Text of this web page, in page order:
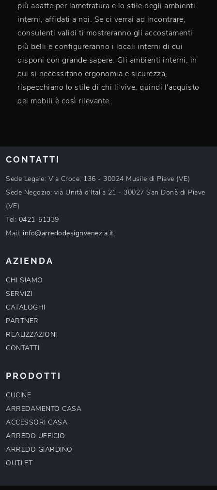
più adatte per lametratura e lo stile degli ambienti
interni, affidati a noi. Se ci verrai ad incontrare,
consulenti validi ti mostreranno gli accostamenti
più belli e configureranno i locali interni di cui
disponi con grande sapere. Gli ambienti interni, in
cui si necessitano ergonomia e sicurezza,
rispecchiano lo stile di chi li vive, quindi l'acquisto
dei mobili è così rilevante.
CONTATTI
Sede Legale: Via Croce, 136 - 30024 Musile di Piave (VE)
Sede Negozio: via Unità d'Italia 21 - 30027 San Donà di Piave
(VE)
Tel: 0421-51339
Mail: info@arredodesignvenezia.it
AZIENDA
CHI SIAMO
SERVIZI
CATALOGHI
PARTNER
REALIZZAZIONI
CONTATTI
PRODOTTI
CUCINE
ARREDAMENTO CASA
ACCESSORI CASA
ARREDO UFFICIO
ARREDO GIARDINO
OUTLET